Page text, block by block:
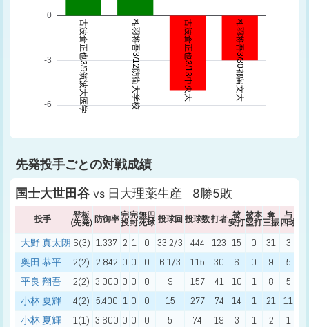
先発投手ごとの対戦成績
国士大世田谷 vs 日大理薬生産 8勝5敗
投手 登板
(先発) 防御率完
投
完
封
無四
死球 投球回 投球数打者 被
安打
被本
塁打
奪
三振
与
四球
大野 真太朗 6(3) 1.337 2 1 0 33 2/3 444 123 15 0 31 3
奥田 恭平
2(2) 2.842 0 0 0 6 1/3 115 30 6 0 9 5
平良 翔吾
2(2) 3.000 0 0 0 9 157 41 10 1 8 5
小林 夏輝
4(2) 5.400 1 0 0 15 277 74 14 1 21 11
小林 夏輝
1(1) 3.600 0 0 0 5 74 19 3 1 2 1